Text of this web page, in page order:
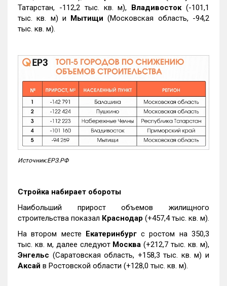
Татарстан, -112,2 тыс. кв. м), Владивосток(-101,1
тыс. кв. м) и Мытищи (Московская область, -94,2
тыс. кв. м).
Источник:ЕРЗ.РФ
Стройка набирает обороты
Наибольший прирост объемов жилищного
строительства показал Краснодар (+457,4 тыс. кв. м).
На втором месте Екатеринбургс ростом на 350,3
тыс. кв. м, далее следуют Москва (+212,7 тыс. кв. м),
Энгельс (Саратовская область, +158,3 тыс. кв. м) и
Аксай в Ростовской области (+128,0 тыс. кв. м).